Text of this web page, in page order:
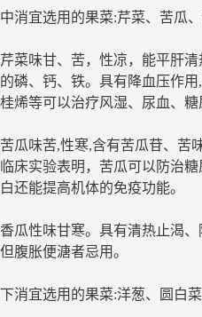
中消宜选用的果菜:芹菜、苦瓜
芹菜味甘、苦，性凉，能平肝
的磷、钙、铁。具有降血压作
桂烯等可以治疗风湿、尿血、糖
苦瓜味苦,性寒,含有苦瓜苷、苦
临床实验表明，苦瓜可以防治
白还能提高机体的免疫功能。
香瓜性味甘寒。具有清热止渴、
但腹胀便溏者忌用。
下消宜选用的果菜:洋葱、圆白